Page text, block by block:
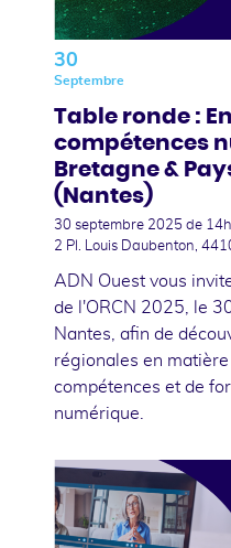
30
Septembre
Table ronde :
compétences
Bretagne &
(Nantes)
30 septembre 2025 de
2 Pl. Louis Daubenton,
ADN Ouest vous
de l'ORCN 2025, le
Nantes, afin de
régionales en matière
compétences et de
numérique.